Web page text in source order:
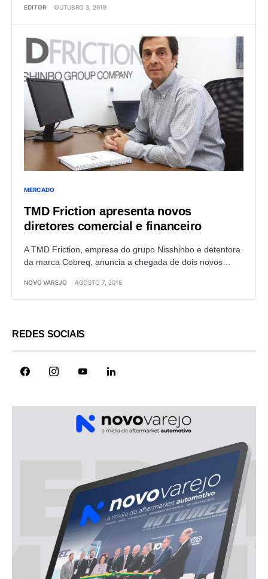
EDITOR OUTUBRO 3, 2019
MERCADO
TMD Friction apresenta novos
diretores comercial e financeiro
A TMD Friction, empresa do grupo Nisshinbo e detentora
da marca Cobreq, anuncia a chegada de dois novos…
NOVO VAREJO AGOSTO 7, 2018
REDES SOCIAIS